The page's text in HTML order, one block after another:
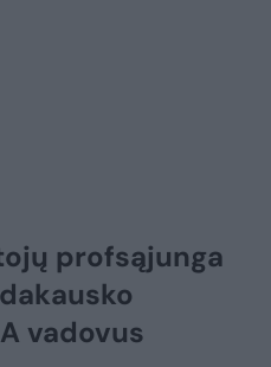
profsąjunga
vadovus